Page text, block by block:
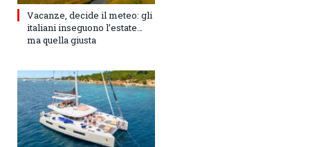
Vacanze, decide il meteo: gli
italiani inseguono l’estate…
ma quella giusta